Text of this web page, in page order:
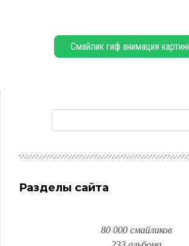
Смайлик гиф анимация
Разделы сайта
80 000 смайликов